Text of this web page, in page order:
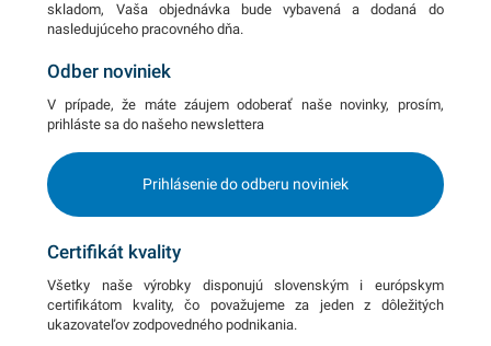
skladom, Vaša objednávka bude vybavená a dodaná do
nasledujúceho pracovného dňa.
Odber noviniek
V prípade, že máte záujem odoberať naše novinky, prosím,
prihláste sa do našeho newslettera
Prihlásenie do odberu noviniek
Certifikát kvality
Všetky naše výrobky disponujú slovenským i európskym
certifikátom kvality, čo považujeme za jeden z dôležitých
ukazovateľov zodpovedného podnikania.